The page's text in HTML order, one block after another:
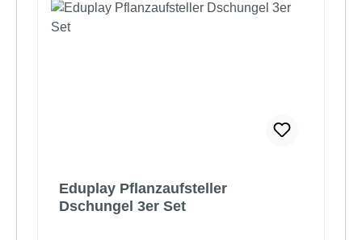
Eduplay Pflanzaufsteller
Dschungel 3er Set